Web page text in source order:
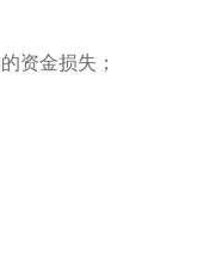
资金损失；